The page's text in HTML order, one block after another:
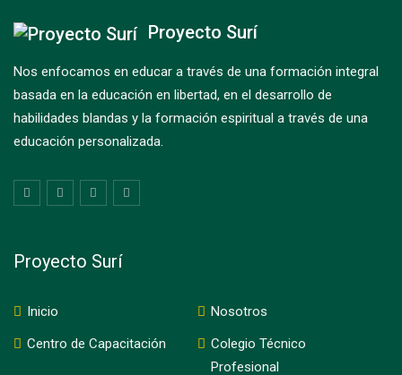
Proyecto Surí
Nos enfocamos en educar a través de una formación integral
basada en la educación en libertad, en el desarrollo de
habilidades blandas y la formación espiritual a través de una
educación personalizada.
Proyecto Surí
Inicio
Nosotros
Centro de Capacitación
Colegio Técnico
Profesional